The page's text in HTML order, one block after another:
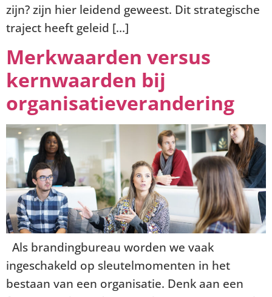
zijn? zijn hier leidend geweest. Dit strategische
traject heeft geleid […]
Merkwaarden versus
kernwaarden bij
organisatieverandering
Als brandingbureau worden we vaak
ingeschakeld op sleutelmomenten in het
bestaan van een organisatie. Denk aan een